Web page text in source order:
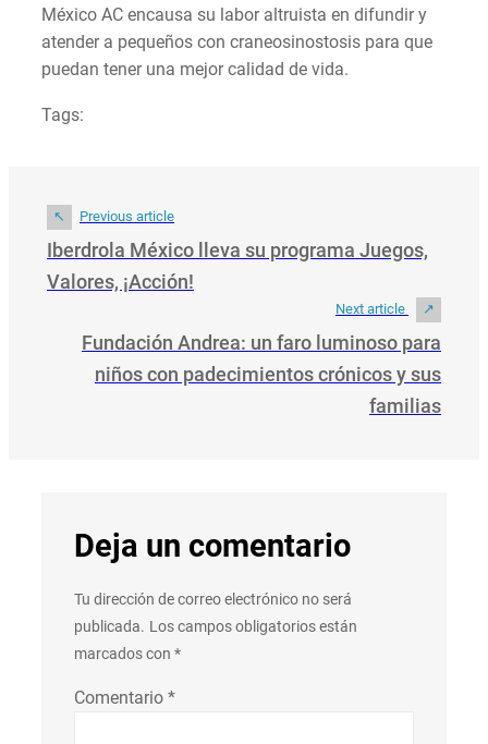
México AC encausa su labor altruista en difundir y
atender a pequeños con craneosinostosis para que
puedan tener una mejor calidad de vida.
Tags:
Previous article
Iberdrola México lleva su programa Juegos,
Valores, ¡Acción!
Next article
Fundación Andrea: un faro luminoso para
niños con padecimientos crónicos y sus
familias
Deja un comentario
Tu dirección de correo electrónico no será
publicada. Los campos obligatorios están
marcados con *
Comentario *